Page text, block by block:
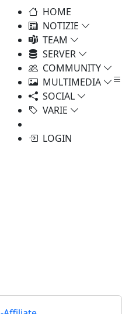
HOME
NOTIZIE
TEAM
SERVER
COMMUNITY
MULTIMEDIA
SOCIAL
VARIE
LOGIN